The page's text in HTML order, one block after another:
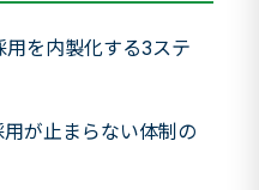
を内製化する3ステ
が止まらない体制の